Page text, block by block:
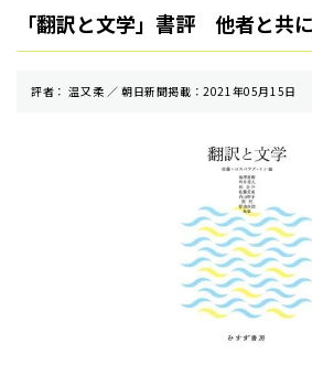
「翻訳と文学」書評 他者と共
評者： 温又柔 ／ 朝⽇新聞掲載：2021年05月15日